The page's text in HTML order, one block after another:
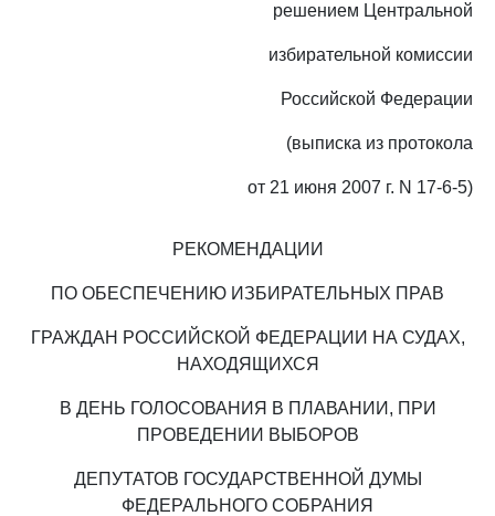
решением Центральной
избирательной комиссии
Российской Федерации
(выписка из протокола
от 21 июня 2007 г. N 17-6-5)
РЕКОМЕНДАЦИИ
ПО ОБЕСПЕЧЕНИЮ ИЗБИРАТЕЛЬНЫХ ПРАВ
ГРАЖДАН РОССИЙСКОЙ ФЕДЕРАЦИИ НА СУДАХ,
НАХОДЯЩИХСЯ
В ДЕНЬ ГОЛОСОВАНИЯ В ПЛАВАНИИ, ПРИ
ПРОВЕДЕНИИ ВЫБОРОВ
ДЕПУТАТОВ ГОСУДАРСТВЕННОЙ ДУМЫ
ФЕДЕРАЛЬНОГО СОБРАНИЯ